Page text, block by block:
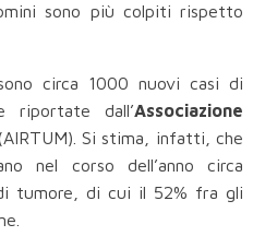
sono più colpiti rispetto
circa 1000 nuovi casi di
riportate dall’Associazione
Si stima, infatti, che
nel corso dell’anno circa
tumore, di cui il 52% fra gli